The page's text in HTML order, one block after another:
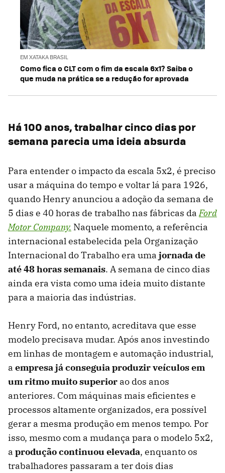
EM XATAKA BRASIL
Como fica o CLT com o fim da escala 6x1? Saiba o
que muda na prática se a redução for aprovada
Há 100 anos, trabalhar cinco dias por
semana parecia uma ideia absurda
Para entender o impacto da escala 5x2, é preciso
usar a máquina do tempo e voltar lá para 1926,
quando Henry anunciou a adoção da semana de
5 dias e 40 horas de trabalho nas fábricas daFord
Motor Company. Naquele momento, a referência
internacional estabelecida pela Organização
Internacional do Trabalho era uma jornada de
até 48 horas semanais. A semana de cinco dias
ainda era vista como uma ideia muito distante
para a maioria das indústrias.
Henry Ford, no entanto, acreditava que esse
modelo precisava mudar. Após anos investindo
em linhas de montagem e automação industrial,
a empresa já conseguia produzir veículos em
um ritmo muito superior ao dos anos
anteriores. Com máquinas mais eficientes e
processos altamente organizados, era possível
gerar a mesma produção em menos tempo. Por
isso, mesmo com a mudança para o modelo 5x2,
a produção continuou elevada, enquanto os
trabalhadores passaram a ter dois dias